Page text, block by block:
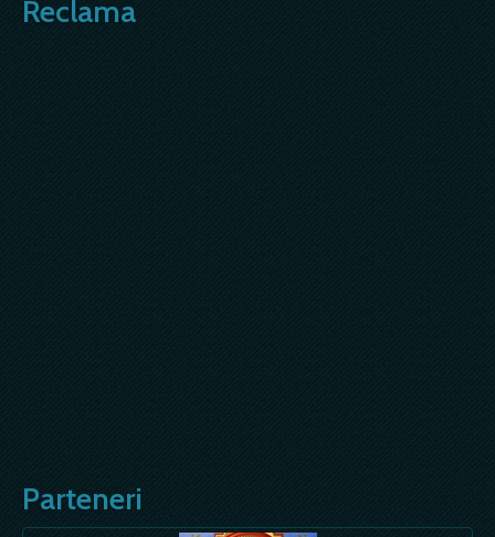
Reclama
Parteneri